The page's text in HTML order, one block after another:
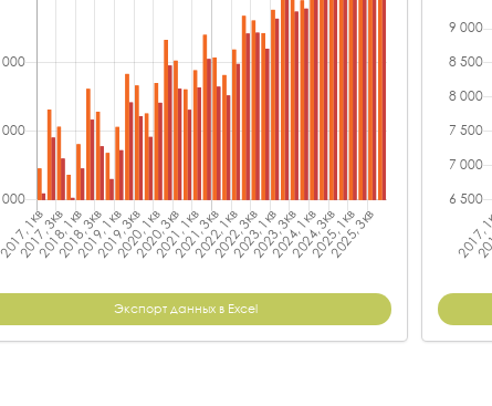
Экспорт данных в Excel